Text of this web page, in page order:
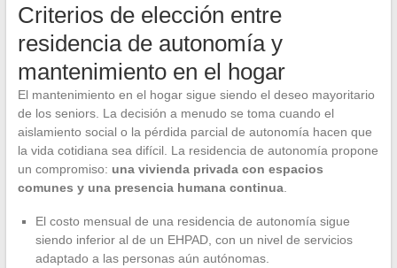
Criterios de elección entre
residencia de autonomía y
mantenimiento en el hogar
El mantenimiento en el hogar sigue siendo el deseo mayoritario
de los seniors. La decisión a menudo se toma cuando el
aislamiento social o la pérdida parcial de autonomía hacen que
la vida cotidiana sea difícil. La residencia de autonomía propone
un compromiso: una vivienda privada con espacios
comunes y una presencia humana continua.
El costo mensual de una residencia de autonomía sigue
siendo inferior al de un EHPAD, con un nivel de servicios
adaptado a las personas aún autónomas.